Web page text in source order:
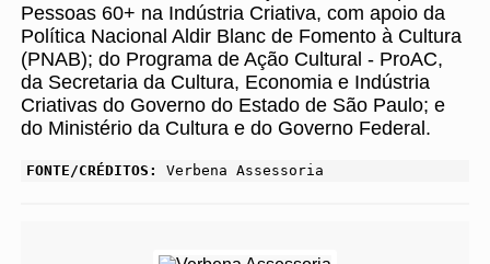
Pessoas 60+ na Indústria Criativa, com apoio da
Política Nacional Aldir Blanc de Fomento à Cultura
(PNAB); do Programa de Ação Cultural - ProAC,
da Secretaria da Cultura, Economia e Indústria
Criativas do Governo do Estado de São Paulo; e
do Ministério da Cultura e do Governo Federal.
FONTE/CRÉDITOS: Verbena Assessoria